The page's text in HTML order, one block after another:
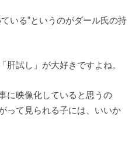
いる”というのがダール氏の持
試し」が大好きですよね。
に映像化していると思うの
って見られる子には、いいか